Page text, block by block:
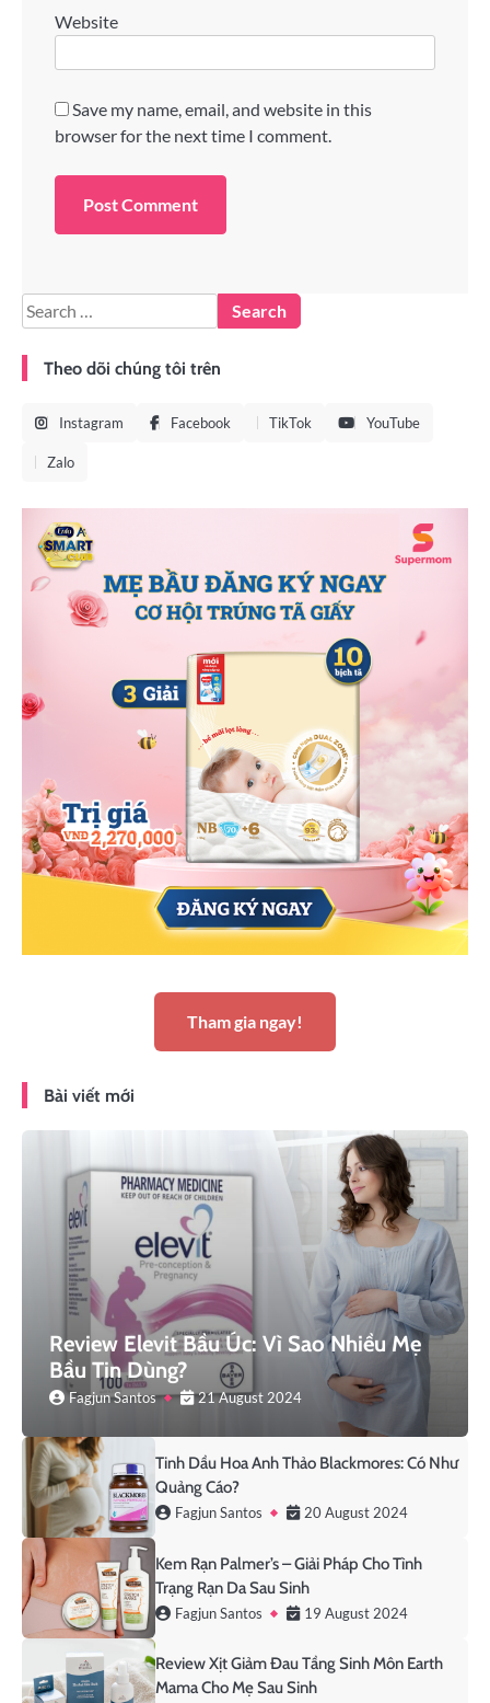
Website
Save my name, email, and website in this
browser for the next time I comment.
Theo dõi chúng tôi trên
Instagram Facebook TikTok YouTube
Zalo
Tham gia ngay!
Bài viết mới
Review Elevit Bầu Úc: Vì Sao Nhiều Mẹ
Bầu Tin Dùng?
Fagjun Santos 21 August 2024
Tinh Dầu Hoa Anh Thảo Blackmores: Có Như
Quảng Cáo?
Fagjun Santos 20 August 2024
Kem Rạn Palmer’s – Giải Pháp Cho Tình
Trạng Rạn Da Sau Sinh
Fagjun Santos 19 August 2024
Review Xịt Giảm Đau Tầng Sinh Môn Earth
Mama Cho Mẹ Sau Sinh